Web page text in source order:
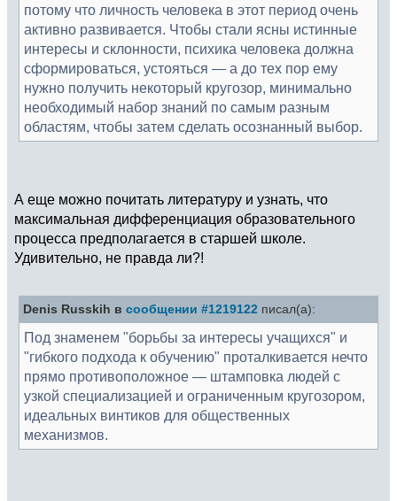
потому что личность человека в этот период очень
активно развивается. Чтобы стали ясны истинные
интересы и склонности, психика человека должна
сформироваться, устояться — а до тех пор ему
нужно получить некоторый кругозор, минимально
необходимый набор знаний по самым разным
областям, чтобы затем сделать осознанный выбор.
А еще можно почитать литературу и узнать, что
максимальная дифференциация образовательного
процесса предполагается в старшей школе.
Удивительно, не правда ли?!
Denis Russkih в сообщении #1219122 писал(а):
Под знаменем "борьбы за интересы учащихся" и
"гибкого подхода к обучению" проталкивается нечто
прямо противоположное — штамповка людей с
узкой специализацией и ограниченным кругозором,
идеальных винтиков для общественных
механизмов.